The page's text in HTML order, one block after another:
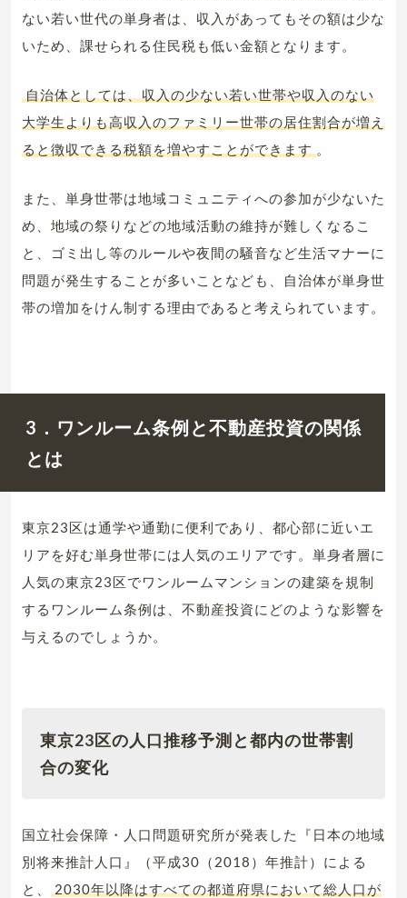
ない若い世代の単身者は、収入があってもその額は少な
いため、課せられる住民税も低い金額となります。
自治体としては、収入の少ない若い世帯や収入のない
大学生よりも高収入のファミリー世帯の居住割合が増え
ると徴収できる税額を増やすことができます 。
また、単身世帯は地域コミュニティへの参加が少ないた
め、地域の祭りなどの地域活動の維持が難しくなるこ
と、ゴミ出し等のルールや夜間の騒音など生活マナーに
問題が発生することが多いことなども、自治体が単身世
帯の増加をけん制する理由であると考えられています。
3．ワンルーム条例と不動産投資の関係
とは
東京23区は通学や通勤に便利であり、都心部に近いエ
リアを好む単身世帯には人気のエリアです。単身者層に
人気の東京23区でワンルームマンションの建築を規制
するワンルーム条例は、不動産投資にどのような影響を
与えるのでしょうか。
東京23区の人口推移予測と都内の世帯割
合の変化
国立社会保障・人口問題研究所が発表した『日本の地域
別将来推計人口』（平成30（2018）年推計）による
と、
2030年以降はすべての都道府県において総人口が